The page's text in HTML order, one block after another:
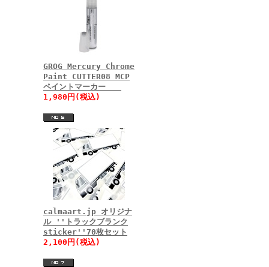
GROG Mercury Chrome
Paint CUTTER08 MCP
ペイントマーカー
1,980円(税込)
calmaart.jp オリジナ
ル ''トラックブランク
sticker''70枚セット
2,100円(税込)